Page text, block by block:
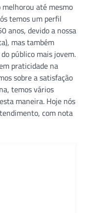
melhorou até mesmo
temos um perfil
anos, devido a nossa
mas também
público mais jovem.
praticidade na
sobre a satisfação
temos vários
maneira. Hoje nós
com nota